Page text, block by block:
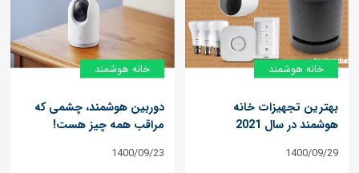
خانه‌ هوشمند
بهترین تجهیزات خانه
هوشمند در سال 2021
1400/09/29
خانه‌ هوشمند
دوربین هوشمند، چشمی که
مراقب همه چیز هست!
1400/09/23